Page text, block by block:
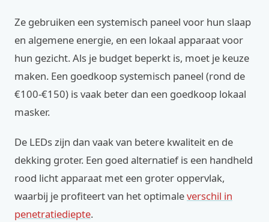
Ze gebruiken een systemisch paneel voor hun slaap
en algemene energie, en een lokaal apparaat voor
hun gezicht. Als je budget beperkt is, moet je keuze
maken. Een goedkoop systemisch paneel (rond de
€100-€150) is vaak beter dan een goedkoop lokaal
masker.
De LEDs zijn dan vaak van betere kwaliteit en de
dekking groter. Een goed alternatief is een handheld
rood licht apparaat met een groter oppervlak,
waarbij je profiteert van het optimaleverschil in
penetratiediepte.